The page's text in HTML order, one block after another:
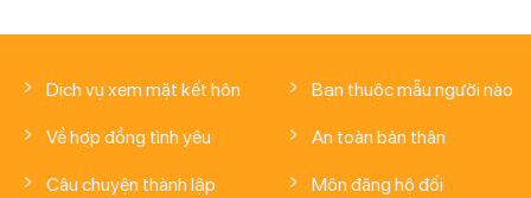
Dịch vụ xem mặt kết hôn
Về hợp đồng tình yêu
Câu chuyện thành lập
Bạn thuộc mẫu người nào
An toàn bản thân
Môn đăng hộ đối